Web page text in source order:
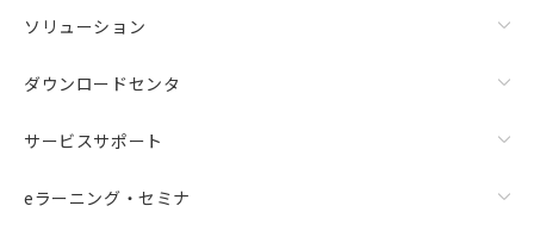
ソリューション
ダウンロードセンタ
サービスサポート
eラーニング・セミナ